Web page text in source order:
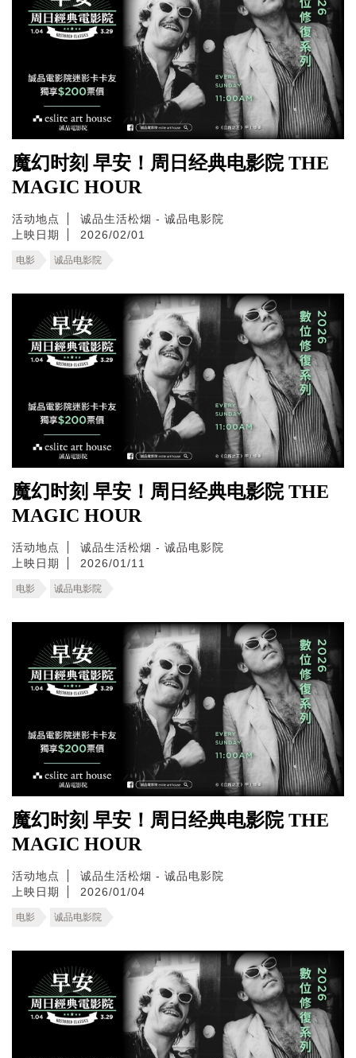
魔幻时刻 早安！周日经典电影院 THE
MAGIC HOUR
活动地点
诚品生活松烟 - 诚品电影院
上映日期
2026/02/01
电影 诚品电影院
魔幻时刻 早安！周日经典电影院 THE
MAGIC HOUR
活动地点
诚品生活松烟 - 诚品电影院
上映日期
2026/01/11
电影 诚品电影院
魔幻时刻 早安！周日经典电影院 THE
MAGIC HOUR
活动地点
诚品生活松烟 - 诚品电影院
上映日期
2026/01/04
电影 诚品电影院